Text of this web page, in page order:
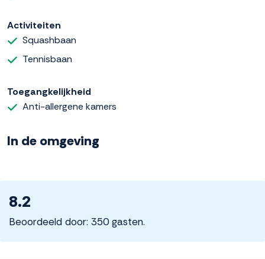
Activiteiten
Squashbaan
Tennisbaan
Toegangkelijkheid
Anti-allergene kamers
In de omgeving
8.2
Beoordeeld door: 350 gasten.